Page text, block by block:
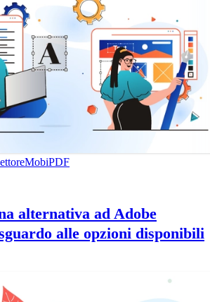
MobiPDF
alternativa ad Adobe
alle opzioni disponibili